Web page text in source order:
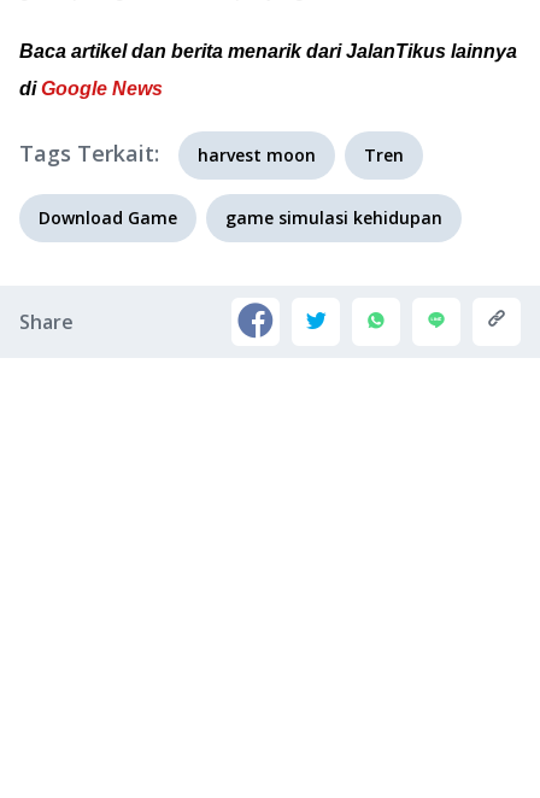
Baca artikel dan berita menarik dari JalanTikus lainnya
diGoogle News
Tags Terkait: harvest moon Tren
Download Game game simulasi kehidupan
Share